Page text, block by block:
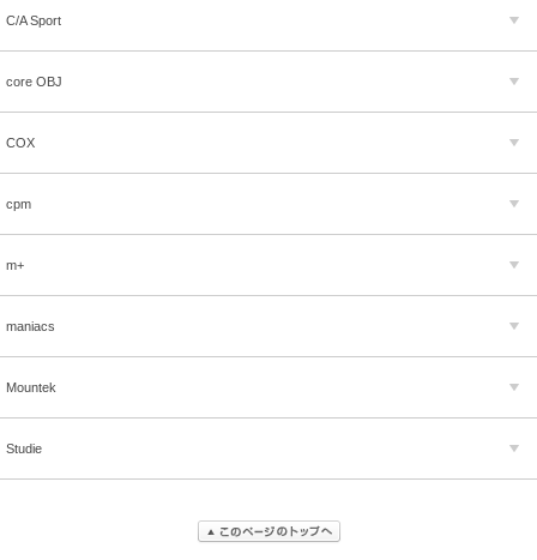
C/A Sport
core OBJ
COX
cpm
m+
maniacs
Mountek
Studie